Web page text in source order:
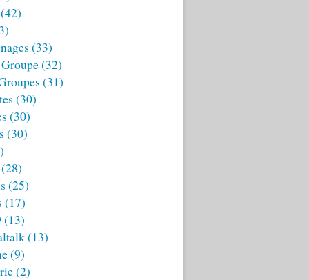
(33)
(32)
(31)
(30)
(30)
(30)
(25)
(17)
(13)
(13)
(9)
(2)